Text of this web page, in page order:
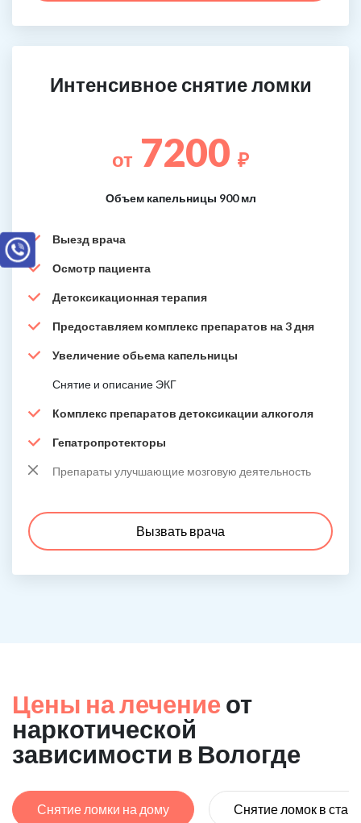
Интенсивное снятие ломки
от 7200 ₽
Объем капельницы 900 мл
Выезд врача
Осмотр пациента
Детоксикационная терапия
Предоставляем комплекс препаратов на 3 дня
Увеличение обьема капельницы
Снятие и описание ЭКГ
Комплекс препаратов детоксикации алкоголя
Гепатропротекторы
Препараты улучшающие мозговую деятельность
Вызвать врача
Цены на лечение от
наркотической
зависимости в Вологде
Снятие ломки на дому Снятие ломок в